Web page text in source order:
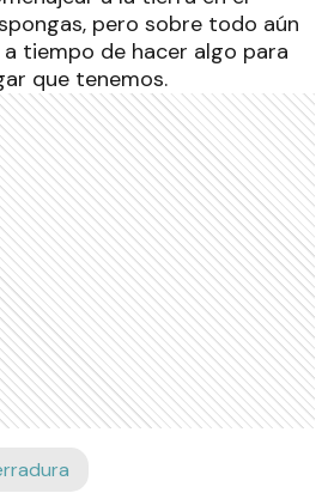
pero sobre todo aún
tiempo de hacer algo para
que tenemos.